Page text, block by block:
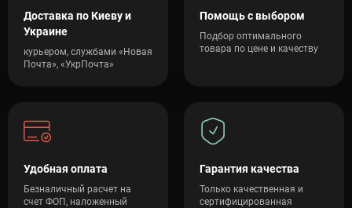
Доставка по Киеву и
Украине
курьером, службами «Новая
Почта», «УкрПочта»
Помощь с выбором
Подбор оптимального
товара по цене и качеству
Удобная оплата
Безналичный расчет на
счет ФОП, наложенный
Гарантия качества
Только качественная и
сертифицированная